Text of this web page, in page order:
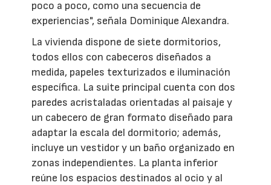
poco a poco, como una secuencia de
experiencias", señala Dominique Alexandra.
La vivienda dispone de siete dormitorios,
todos ellos con cabeceros diseñados a
medida, papeles texturizados e iluminación
específica. La suite principal cuenta con dos
paredes acristaladas orientadas al paisaje y
un cabecero de gran formato diseñado para
adaptar la escala del dormitorio; además,
incluye un vestidor y un baño organizado en
zonas independientes. La planta inferior
reúne los espacios destinados al ocio y al